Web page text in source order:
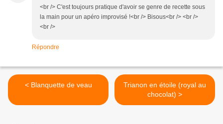
<br /> C'est toujours pratique d'avoir se genre de recette sous
la main pour un apéro improvisé !<br /> Bisous<br /> <br />
<br />
Répondre
< Blanquette de veau
Trianon en étoile (royal au
chocolat) >